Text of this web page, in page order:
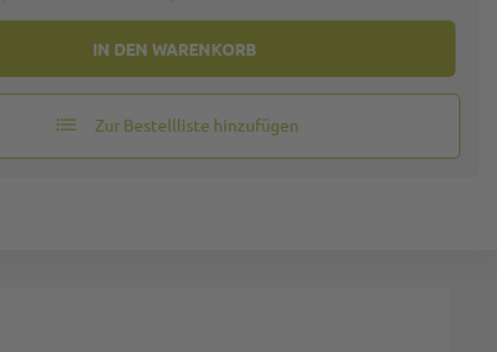
IN DEN WARENKORB
Zur Bestellliste hinzufügen